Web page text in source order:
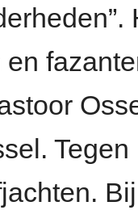
en